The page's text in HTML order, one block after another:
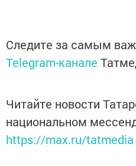
Следите за самым
Telegram-канале
Читайте новости
национальном
https://max.ru/tatmedia